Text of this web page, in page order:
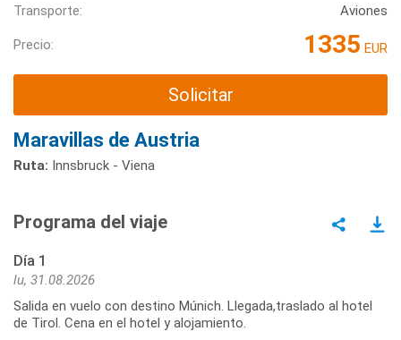
Transporte:
Aviones
Precio: 1335 EUR
Solicitar
Maravillas de Austria
Ruta: Innsbruck - Viena
Programa del viaje
Día 1
lu, 31.08.2026
Salida en vuelo con destino Múnich. Llegada,traslado al hotel
de Tirol. Cena en el hotel y alojamiento.